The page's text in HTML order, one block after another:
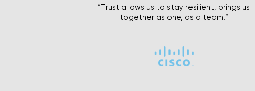
“Trust allows us to stay resilient, brings us
together as one, as a team.”